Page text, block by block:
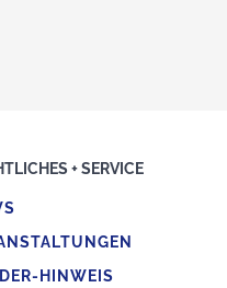
+ SERVICE
HINWEIS